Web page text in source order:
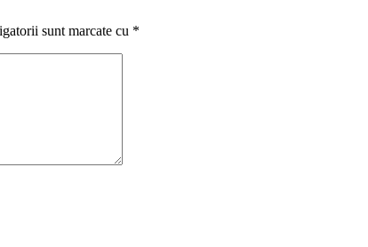
sunt marcate cu *